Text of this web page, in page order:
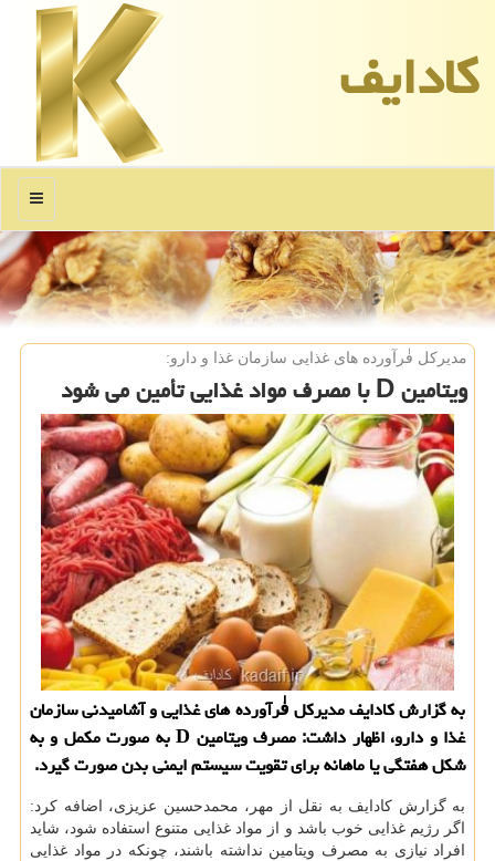
كادایف
منو
مدیركل فٰرآورده های غذایی سازمان غذا و دارو:
ویتامین D با مصرف مواد غذایی تأمین می شود
به گزارش کادایف مدیرکل فٰرآورده های غذایی و آشامیدنی سازمان
غذا و دارو، اظهار داشت: مصرف ویتامین D به صورت مکمل و به
شکل هفتگی یا ماهانه برای تقویت سیستم ایمنی بدن صورت گیرد.
به گزارش کادایف به نقل از مهر، محمدحسین عزیزی، اضافه کرد:
اگر رژیم غذایی خوب باشد و از مواد غذایی متنوع استفاده شود، شاید
افراد نیازی به مصرف ویتامین نداشته باشند، چونکه در مواد غذایی